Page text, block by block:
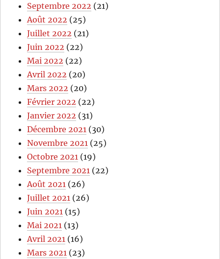
Septembre 2022 (21)
Août 2022 (25)
Juillet 2022 (21)
Juin 2022 (22)
Mai 2022 (22)
Avril 2022 (20)
Mars 2022 (20)
Février 2022 (22)
Janvier 2022 (31)
Décembre 2021 (30)
Novembre 2021 (25)
Octobre 2021 (19)
Septembre 2021 (22)
Août 2021 (26)
Juillet 2021 (26)
Juin 2021 (15)
Mai 2021 (13)
Avril 2021 (16)
Mars 2021 (23)